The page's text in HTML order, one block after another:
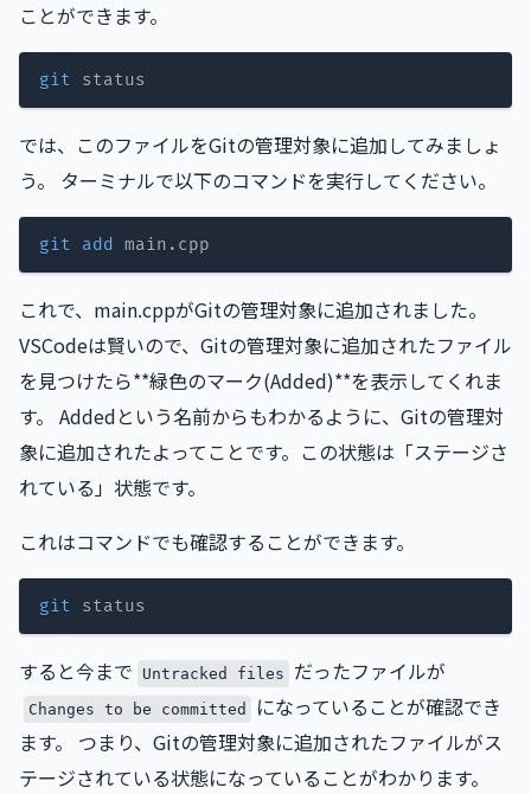
ことができます。
git
では、このファイルをGitの管理対象に追加してみましょ
う。 ターミナルで以下のコマンドを実行してください。
git add
これで、main.cppがGitの管理対象に追加されました。
VSCodeは賢いので、Gitの管理対象に追加されたファイル
を見つけたら**緑色のマーク(Added)**を表示してくれま
す。 Addedという名前からもわかるように、Gitの管理対
象に追加されたよってことです。この状態は「ステージさ
れている」状態です。
これはコマンドでも確認することができます。
git
すると今まで Untracked files だったファイルが
Changes to be committed
になっていることが確認でき
ます。 つまり、Gitの管理対象に追加されたファイルがス
テージされている状態になっていることがわかります。